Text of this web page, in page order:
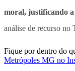
moral, justificando
análise de recurso
Fique por dentro do
Metrópoles MG no